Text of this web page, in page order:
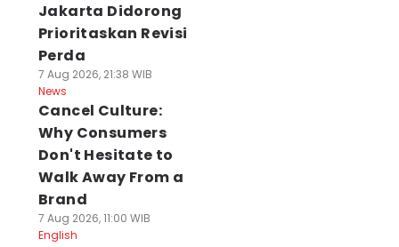
Jakarta Didorong
Prioritaskan Revisi
Perda
7 Aug 2026, 21:38 WIB
News
Cancel Culture:
Why Consumers
Don't Hesitate to
Walk Away From a
Brand
7 Aug 2026, 11:00 WIB
English